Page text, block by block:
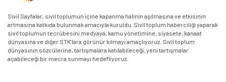
Sivil Sayfalar, sivil toplumun içine kapanma halinin aşılmasına ve etkisinin
artmasına katkıda bulunmak amacıyla kuruldu. Sivil toplum haberciliği yaparak
sivil toplumun tecrübesini medyaya, kamu yönetimine, siyasete, kanaat
dünyasına ve diğer STK’lara görünür kılmayı amaçlıyoruz. Sivil toplum
dünyasının sözcülerine, tartışmalara katılabileceği, yeni tartışmalar
açabileceği bir mecra sunmayı hedefliyoruz.